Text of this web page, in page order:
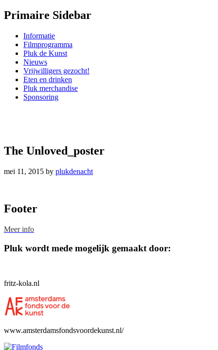
Primaire Sidebar
Informatie
Filmprogramma
Pluk de Kunst
Nieuws
Vrijwilligers gezocht!
Eten en drinken
Pluk merchandise
Sponsoring
The Unloved_poster
mei 11, 2015 by plukdenacht
Footer
Meer info
Pluk wordt mede mogelijk gemaakt door:
fritz-kola.nl
www.amsterdamsfondsvoordekunst.nl/